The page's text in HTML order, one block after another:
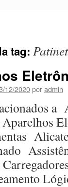
tag:
12/2020poradmin
a